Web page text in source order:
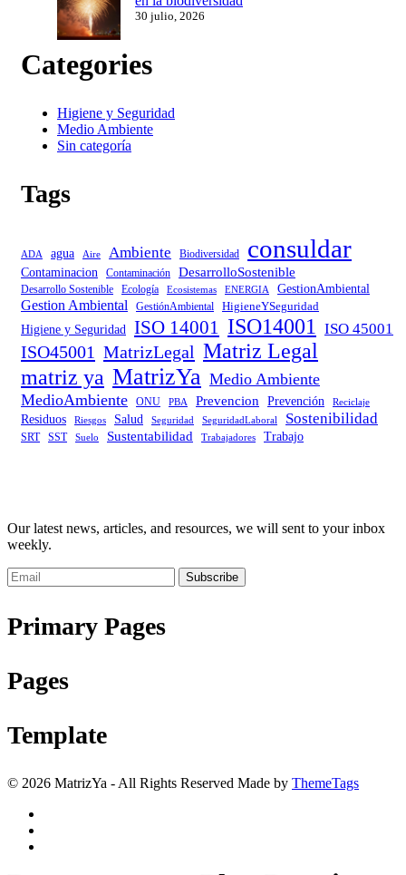
30 julio, 2026
Categories
Higiene y Seguridad
Medio Ambiente
Sin categoría
Tags
ADA agua Aire Ambiente Biodiversidad consuldar
Contaminacion Contaminación DesarrolloSostenible
Desarrollo Sostenible Ecología Ecosistemas ENERGIA GestionAmbiental
Gestion Ambiental GestiónAmbiental HigieneYSeguridad
Higiene y Seguridad ISO 14001 ISO14001 ISO 45001
ISO45001 MatrizLegal Matriz Legal
matriz ya MatrizYa Medio Ambiente
MedioAmbiente
ONU PBA Prevencion Prevención Reciclaje
Residuos Riesgos Salud Seguridad SeguridadLaboral Sostenibilidad
SRT SST Suelo Sustentabilidad Trabajadores Trabajo
Our latest news, articles, and resources, we will sent to your inbox
weekly.
Subscribe
Primary Pages
Pages
Template
© 2026 MatrizYa - All Rights Reserved Made by ThemeTags